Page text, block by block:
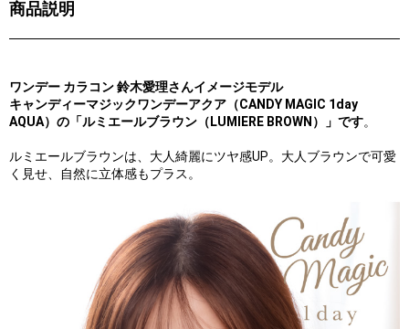
商品説明
ワンデー カラコン 鈴木愛理さんイメージモデル
キャンディーマジックワンデーアクア（CANDY MAGIC 1day
AQUA）の「ルミエールブラウン（LUMIERE BROWN）」です。
ルミエールブラウンは、大人綺麗にツヤ感UP。大人ブラウンで可愛
く見せ、自然に立体感もプラス。